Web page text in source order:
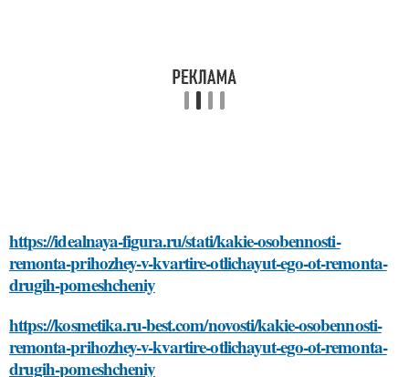
https://idealnaya-figura.ru/stati/kakie-osobennosti-
remonta-prihozhey-v-kvartire-otlichayut-ego-ot-remonta-
drugih-pomeshcheniy
https://kosmetika.ru-best.com/novosti/kakie-osobennosti-
remonta-prihozhey-v-kvartire-otlichayut-ego-ot-remonta-
drugih-pomeshcheniy